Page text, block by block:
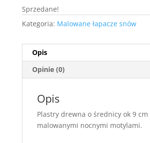
Sprzedane!
Kategoria: Malowane łapacze snów
Opis
Opinie (0)
Opis
Plastry drewna o średnicy ok 9 cm
malowanymi nocnymi motylami.